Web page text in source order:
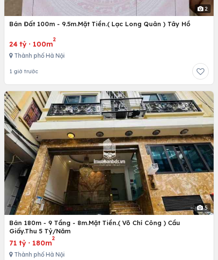
2
Bán Đất 100m - 9.5m.Mặt Tiền.( Lạc Long Quân ) Tây Hồ
24 tỷ · 100m
2
Thành phố Hà Nội
1 giờ trước
5
Bán 180m - 9 Tầng - 8m.Mặt Tiền.( Võ Chí Công ) Cầu
Giấy.Thu 5 Tỷ/Năm
71 tỷ · 180m
2
Thành phố Hà Nội